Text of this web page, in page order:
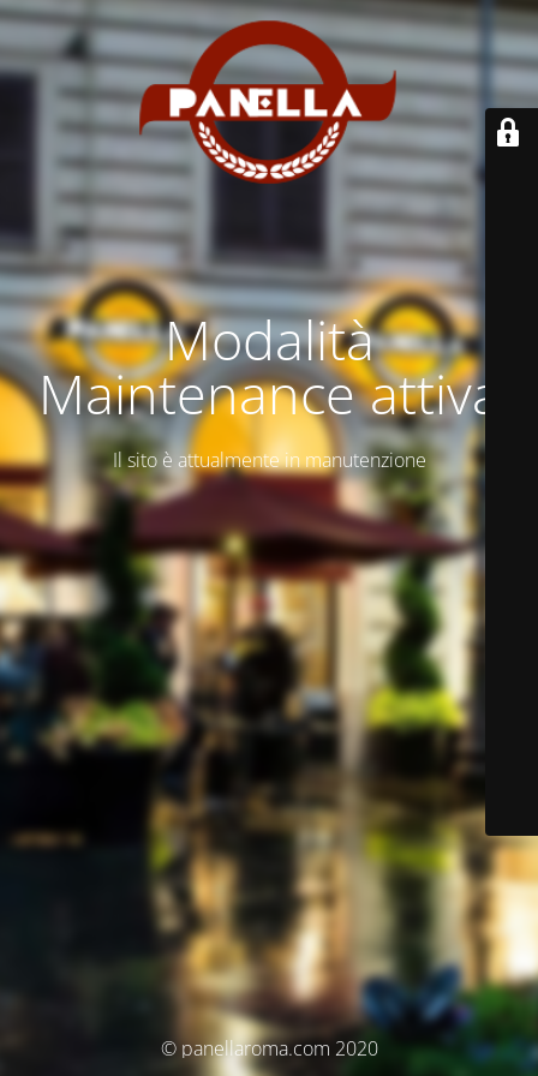
Modalità
Maintenance attiva
Il sito è attualmente in manutenzione
© panellaroma.com 2020